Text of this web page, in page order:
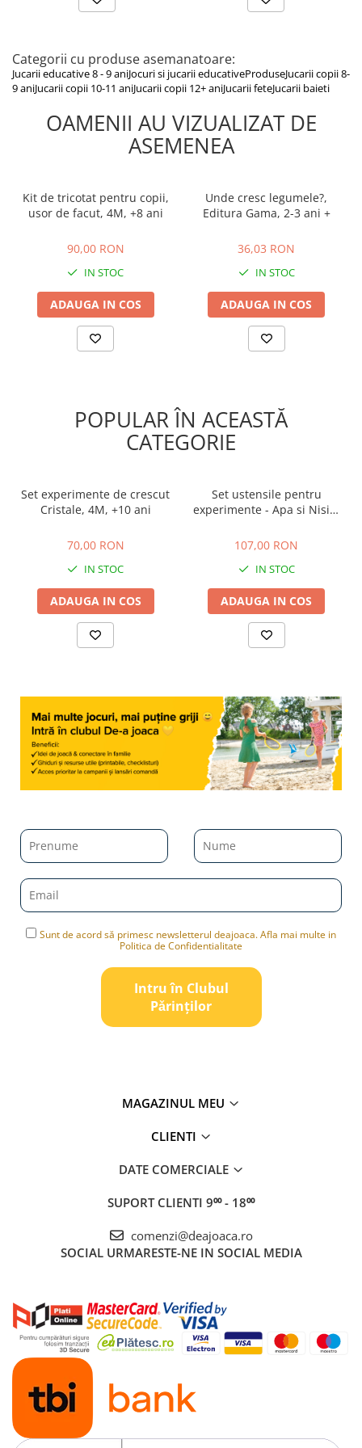
Categorii cu produse asemanatoare:
Jucarii educative 8 - 9 aniJocuri si jucarii educativeProduseJucarii copii 8-
9 aniJucarii copii 10-11 aniJucarii copii 12+ aniJucarii feteJucarii baieti
OAMENII AU VIZUALIZAT DE
ASEMENEA
Kit de tricotat pentru copii,
usor de facut, 4M, +8 ani
90,00 RON
IN STOC
ADAUGA IN COS
Unde cresc legumele?,
Editura Gama, 2-3 ani +
36,03 RON
IN STOC
ADAUGA IN COS
POPULAR ÎN ACEASTĂ
CATEGORIE
Set experimente de crescut
Cristale, 4M, +10 ani
70,00 RON
IN STOC
ADAUGA IN COS
Set ustensile pentru
experimente - Apa si Nisip,
+
107,00 RON
IN STOC
ADAUGA IN COS
Sunt de acord să primesc newsletterul deajoaca. Afla mai multe in
Politica de Confidentialitate
Intru în Clubul
Pǎrinților
MAGAZINUL MEU
CLIENTI
DATE COMERCIALE
SUPORT CLIENTI 9⁰⁰ - 18⁰⁰
comenzi@deajoaca.ro
SOCIAL URMARESTE-NE IN SOCIAL MEDIA